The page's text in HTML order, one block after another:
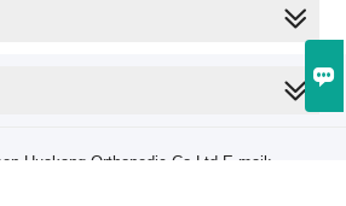

Huakang Orthopedic Co.Ltd E-mail: